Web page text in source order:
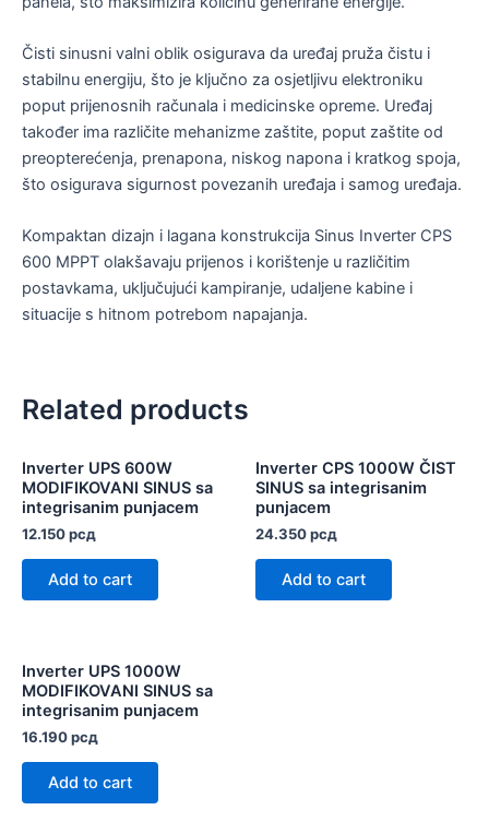
Čisti sinusni valni oblik osigurava da uređaj pruža čistu i
stabilnu energiju, što je ključno za osjetljivu elektroniku
poput prijenosnih računala i medicinske opreme. Uređaj
također ima različite mehanizme zaštite, poput zaštite od
preopterećenja, prenapona, niskog napona i kratkog spoja,
što osigurava sigurnost povezanih uređaja i samog uređaja.
Kompaktan dizajn i lagana konstrukcija Sinus Inverter CPS
600 MPPT olakšavaju prijenos i korištenje u različitim
postavkama, uključujući kampiranje, udaljene kabine i
situacije s hitnom potrebom napajanja.
Related products
Inverter UPS 600W
MODIFIKOVANI SINUS sa
integrisanim punjacem
12.150рсд
Add to cart
Inverter CPS 1000W ČIST
SINUS sa integrisanim
punjacem
24.350рсд
Add to cart
Inverter UPS 1000W
MODIFIKOVANI SINUS sa
integrisanim punjacem
16.190рсд
Add to cart